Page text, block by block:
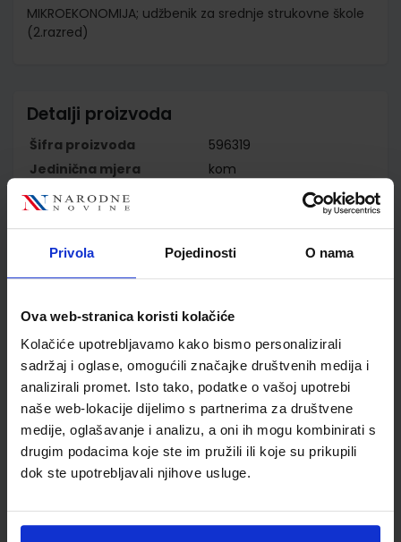
Privola Pojedinosti O nama
Ova web-stranica koristi kolačiće
Kolačiće upotrebljavamo kako bismo personalizirali
sadržaj i oglase, omogućili značajke društvenih medija i
analizirali promet. Isto tako, podatke o vašoj upotrebi
naše web-lokacije dijelimo s partnerima za društvene
medije, oglašavanje i analizu, a oni ih mogu kombinirati s
drugim podacima koje ste im pružili ili koje su prikupili
dok ste upotrebljavali njihove usluge.
MIKROEKONOMIJA; udžbenik za srednje strukovne škole
(2.razred)
Detalji proizvoda
Šifra proizvoda
596319
Jedinična mjera
kom
Nakladnik
ŠKOLSKA KNJIGA d.d.
Autor
Nastavni predmet
STRUKOVNE ŠKOLE
Reg br min
8231